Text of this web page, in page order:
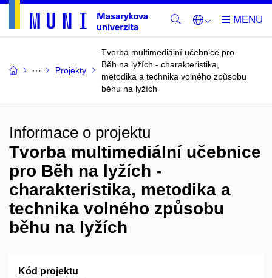
Projekty
Tvorba multimediální učebnice pro
Běh na lyžích - charakteristika,
metodika a technika volného způsobu
běhu na lyžích
Informace o projektu
Tvorba multimediální učebnice
pro Běh na lyžích -
charakteristika, metodika a
technika volného způsobu
běhu na lyžích
Kód projektu